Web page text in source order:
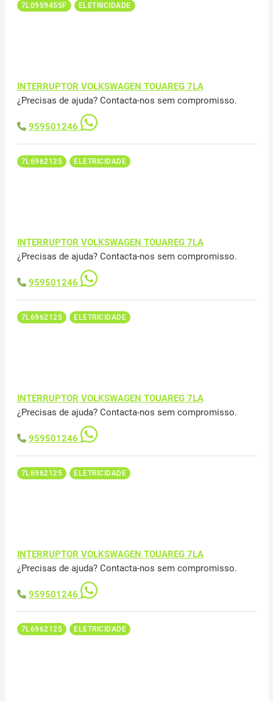
7L0959455F ELETRICIDADE
INTERRUPTOR VOLKSWAGEN TOUAREG 7LA
¿Precisas de ajuda? Contacta-nos sem compromisso.
959501246
7L6962125 ELETRICIDADE
INTERRUPTOR VOLKSWAGEN TOUAREG 7LA
¿Precisas de ajuda? Contacta-nos sem compromisso.
959501246
7L6962125 ELETRICIDADE
INTERRUPTOR VOLKSWAGEN TOUAREG 7LA
¿Precisas de ajuda? Contacta-nos sem compromisso.
959501246
7L6962125 ELETRICIDADE
INTERRUPTOR VOLKSWAGEN TOUAREG 7LA
¿Precisas de ajuda? Contacta-nos sem compromisso.
959501246
7L6962125 ELETRICIDADE